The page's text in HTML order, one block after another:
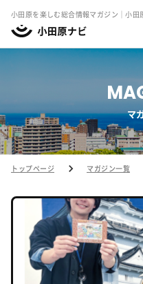
小田原を楽しむ総合情報マガジン｜小田
マ
トップページ マガジン一覧